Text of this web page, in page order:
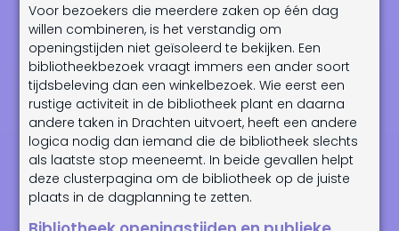
Voor bezoekers die meerdere zaken op één dag
willen combineren, is het verstandig om
openingstijden niet geïsoleerd te bekijken. Een
bibliotheekbezoek vraagt immers een ander soort
tijdsbeleving dan een winkelbezoek. Wie eerst een
rustige activiteit in de bibliotheek plant en daarna
andere taken in Drachten uitvoert, heeft een andere
logica nodig dan iemand die de bibliotheek slechts
als laatste stop meeneemt. In beide gevallen helpt
deze clusterpagina om de bibliotheek op de juiste
plaats in de dagplanning te zetten.